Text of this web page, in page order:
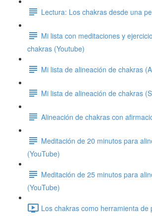
Lectura: Los chakras desde una
Mi lista con meditaciones y
chakras (Youtube)
Mi lista de alineación de chakras
Mi lista de alineación de chakras
Alineación de chakras con
Meditación de 20 minutos para
(YouTube)
Meditación de 25 minutos para
(YouTube)
Los chakras como herramienta de